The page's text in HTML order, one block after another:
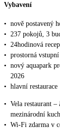
Vybavení
• nově postavený
•
237 pokojů, 3
•
24hodinová
• prostorná
• nový aquapark
2026
• hlavní restaurace
• Vela restaurant
mezinárodní
• Wi-Fi zdarma v